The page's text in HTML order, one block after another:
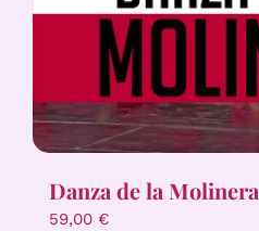
Danza de la Molinera
59,00 €